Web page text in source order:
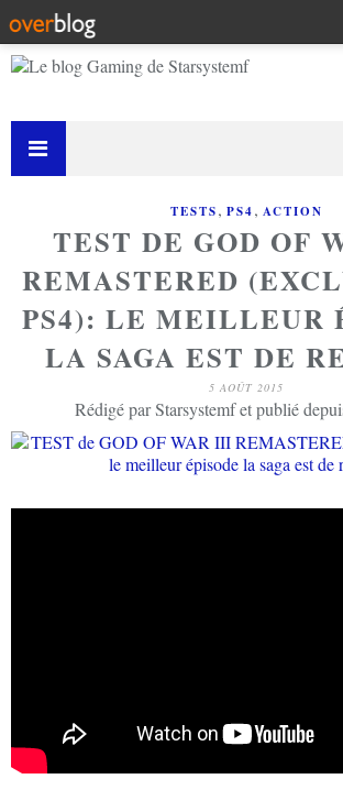
TESTS, PS4, ACTION
TEST DE GOD OF
REMASTERED
PS4): LE MEILLEUR
LA SAGA EST DE
5 AOÛT 2015
Rédigé par Starsystemf et publié